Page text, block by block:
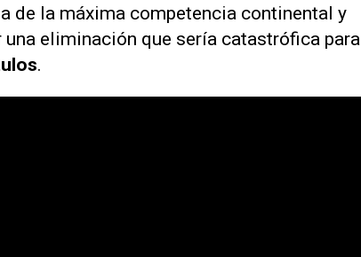
de la máxima competencia continental y
eliminación que sería catastrófica para
.